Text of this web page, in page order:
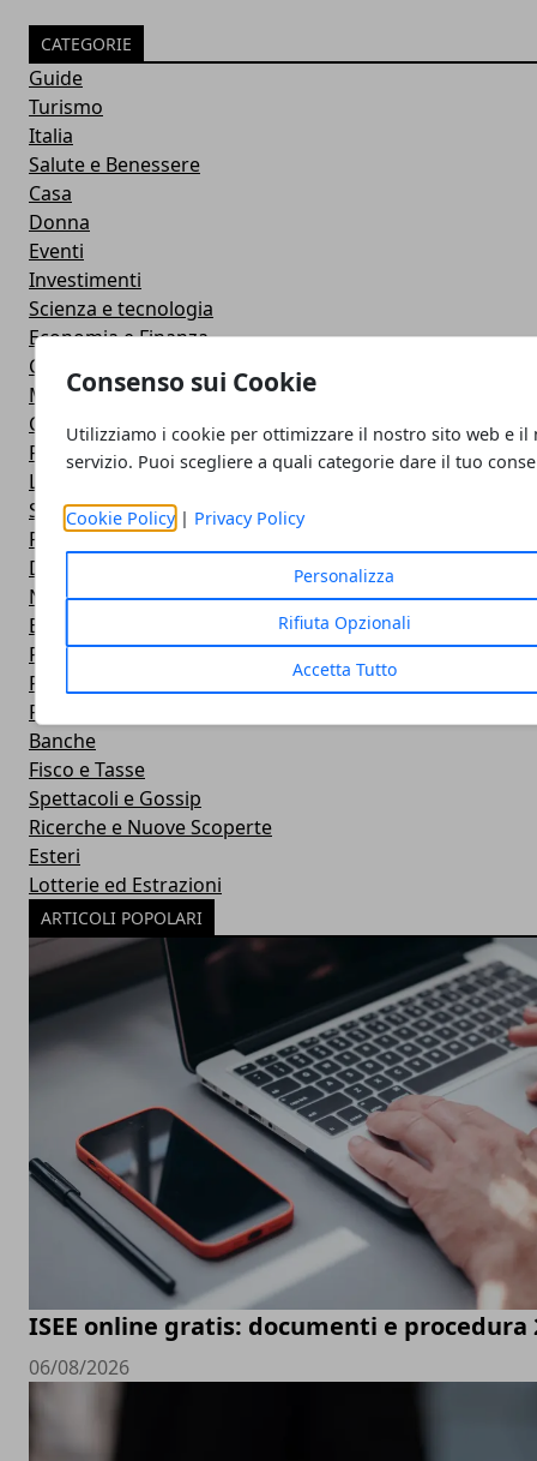
Consenso sui Cookie
Utilizziamo i cookie per ottimizzare il nostro sito web e il
servizio. Puoi scegliere a quali categorie dare il tuo
Cookie Policy| Privacy Policy
Personalizza
Rifiuta Opzionali
Accetta Tutto
CATEGORIE
Guide
Turismo
Italia
Salute e Benessere
Casa
Donna
Eventi
Investimenti
Scienza e tecnologia
Economia e Finanza
Cucina
Motori
Calcio
Risparmio
Lavoro e Concorsi
Sport
Prima Pagina
Dieta e Alimentazione
Natura e Benessere
Benessere Uomo
Psicologia
Pensioni
Fitness
Banche
Fisco e Tasse
Spettacoli e Gossip
Ricerche e Nuove Scoperte
Esteri
Lotterie ed Estrazioni
ARTICOLI POPOLARI
ISEE online gratis: documenti e procedura
06/08/2026